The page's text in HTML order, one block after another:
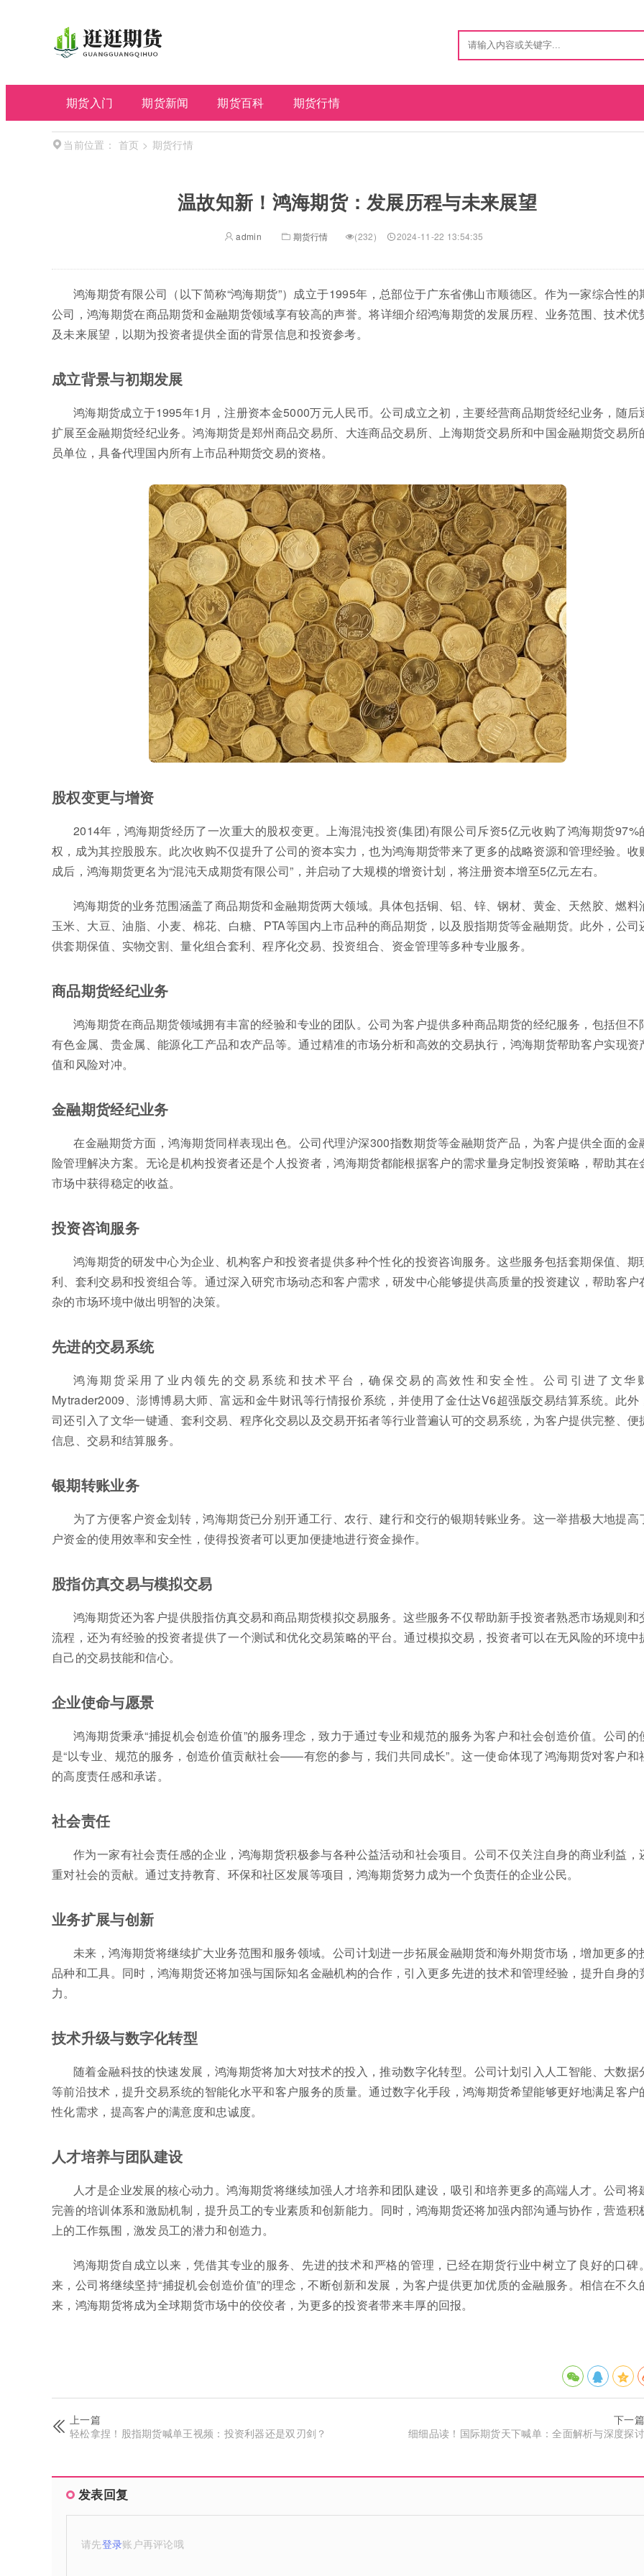
期货入门 期货新闻 期货百科 期货行情
当前位置： 首页 > 期货行情
温故知新！鸿海期货：发展历程与未来展望
admin 期货行情 (232) 2024-11-22 13:54:35
鸿海期货有限公司（以下简称“鸿海期货”）成立于1995年，总部位于广东省佛山市顺德区。作为一家综合性的
公司，鸿海期货在商品期货和金融期货领域享有较高的声誉。将详细介绍鸿海期货的发展历程、业务范围、技术优
及未来展望，以期为投资者提供全面的背景信息和投资参考。
成立背景与初期发展
鸿海期货成立于1995年1月，注册资本金5000万元人民币。公司成立之初，主要经营商品期货经纪业务，随后
扩展至金融期货经纪业务。鸿海期货是郑州商品交易所、大连商品交易所、上海期货交易所和中国金融期货交易所
员单位，具备代理国内所有上市品种期货交易的资格。
股权变更与增资
2014年，鸿海期货经历了一次重大的股权变更。上海混沌投资(集团)有限公司斥资5亿元收购了鸿海期货97%
权，成为其控股股东。此次收购不仅提升了公司的资本实力，也为鸿海期货带来了更多的战略资源和管理经验。收
成后，鸿海期货更名为“混沌天成期货有限公司”，并启动了大规模的增资计划，将注册资本增至5亿元左右。
鸿海期货的业务范围涵盖了商品期货和金融期货两大领域。具体包括铜、铝、锌、钢材、黄金、天然胶、燃料
玉米、大豆、油脂、小麦、棉花、白糖、PTA等国内上市品种的商品期货，以及股指期货等金融期货。此外，公司
供套期保值、实物交割、量化组合套利、程序化交易、投资组合、资金管理等多种专业服务。
商品期货经纪业务
鸿海期货在商品期货领域拥有丰富的经验和专业的团队。公司为客户提供多种商品期货的经纪服务，包括但不
有色金属、贵金属、能源化工产品和农产品等。通过精准的市场分析和高效的交易执行，鸿海期货帮助客户实现资
值和风险对冲。
金融期货经纪业务
在金融期货方面，鸿海期货同样表现出色。公司代理沪深300指数期货等金融期货产品，为客户提供全面的金
险管理解决方案。无论是机构投资者还是个人投资者，鸿海期货都能根据客户的需求量身定制投资策略，帮助其在
市场中获得稳定的收益。
投资咨询服务
鸿海期货的研发中心为企业、机构客户和投资者提供多种个性化的投资咨询服务。这些服务包括套期保值、期
利、套利交易和投资组合等。通过深入研究市场动态和客户需求，研发中心能够提供高质量的投资建议，帮助客户
杂的市场环境中做出明智的决策。
先进的交易系统
鸿海期货采用了业内领先的交易系统和技术平台，确保交易的高效性和安全性。公司引进了文华
Mytrader2009、澎博博易大师、富远和金牛财讯等行情报价系统，并使用了金仕达V6超强版交易结算系统。此外
司还引入了文华一键通、套利交易、程序化交易以及交易开拓者等行业普遍认可的交易系统，为客户提供完整、便
信息、交易和结算服务。
银期转账业务
为了方便客户资金划转，鸿海期货已分别开通工行、农行、建行和交行的银期转账业务。这一举措极大地提高
户资金的使用效率和安全性，使得投资者可以更加便捷地进行资金操作。
股指仿真交易与模拟交易
鸿海期货还为客户提供股指仿真交易和商品期货模拟交易服务。这些服务不仅帮助新手投资者熟悉市场规则和
流程，还为有经验的投资者提供了一个测试和优化交易策略的平台。通过模拟交易，投资者可以在无风险的环境中
自己的交易技能和信心。
企业使命与愿景
鸿海期货秉承“捕捉机会创造价值”的服务理念，致力于通过专业和规范的服务为客户和社会创造价值。公司的
是“以专业、规范的服务，创造价值贡献社会——有您的参与，我们共同成长”。这一使命体现了鸿海期货对客户和
的高度责任感和承诺。
社会责任
作为一家有社会责任感的企业，鸿海期货积极参与各种公益活动和社会项目。公司不仅关注自身的商业利益，
重对社会的贡献。通过支持教育、环保和社区发展等项目，鸿海期货努力成为一个负责任的企业公民。
业务扩展与创新
未来，鸿海期货将继续扩大业务范围和服务领域。公司计划进一步拓展金融期货和海外期货市场，增加更多的
品种和工具。同时，鸿海期货还将加强与国际知名金融机构的合作，引入更多先进的技术和管理经验，提升自身的
力。
技术升级与数字化转型
随着金融科技的快速发展，鸿海期货将加大对技术的投入，推动数字化转型。公司计划引入人工智能、大数据
等前沿技术，提升交易系统的智能化水平和客户服务的质量。通过数字化手段，鸿海期货希望能够更好地满足客户
性化需求，提高客户的满意度和忠诚度。
人才培养与团队建设
人才是企业发展的核心动力。鸿海期货将继续加强人才培养和团队建设，吸引和培养更多的高端人才。公司将
完善的培训体系和激励机制，提升员工的专业素质和创新能力。同时，鸿海期货还将加强内部沟通与协作，营造积
上的工作氛围，激发员工的潜力和创造力。
鸿海期货自成立以来，凭借其专业的服务、先进的技术和严格的管理，已经在期货行业中树立了良好的口碑
来，公司将继续坚持“捕捉机会创造价值”的理念，不断创新和发展，为客户提供更加优质的金融服务。相信在不久
来，鸿海期货将成为全球期货市场中的佼佼者，为更多的投资者带来丰厚的回报。
上一篇
轻松拿捏！股指期货喊单王视频：投资利器还是双刃剑？
下一篇
细细品读！国际期货天下喊单：全面解析与深度探讨
发表回复
请先登录账户再评论哦